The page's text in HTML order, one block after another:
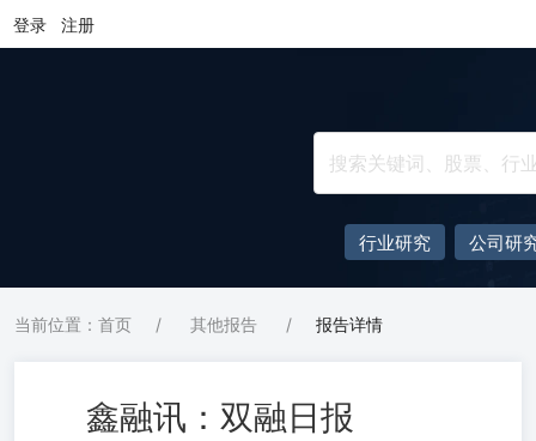
登录 注册
行业研究 公司研
当前位置：首页 / 其他报告 / 报告详情
鑫融讯：双融日报